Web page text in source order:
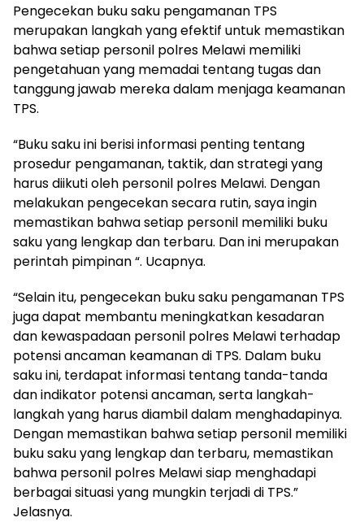
Pengecekan buku saku pengamanan TPS
merupakan langkah yang efektif untuk memastikan
bahwa setiap personil polres Melawi memiliki
pengetahuan yang memadai tentang tugas dan
tanggung jawab mereka dalam menjaga keamanan
TPS.
“Buku saku ini berisi informasi penting tentang
prosedur pengamanan, taktik, dan strategi yang
harus diikuti oleh personil polres Melawi. Dengan
melakukan pengecekan secara rutin, saya ingin
memastikan bahwa setiap personil memiliki buku
saku yang lengkap dan terbaru. Dan ini merupakan
perintah pimpinan “. Ucapnya.
“Selain itu, pengecekan buku saku pengamanan TPS
juga dapat membantu meningkatkan kesadaran
dan kewaspadaan personil polres Melawi terhadap
potensi ancaman keamanan di TPS. Dalam buku
saku ini, terdapat informasi tentang tanda-tanda
dan indikator potensi ancaman, serta langkah-
langkah yang harus diambil dalam menghadapinya.
Dengan memastikan bahwa setiap personil memiliki
buku saku yang lengkap dan terbaru, memastikan
bahwa personil polres Melawi siap menghadapi
berbagai situasi yang mungkin terjadi di TPS.”
Jelasnya.